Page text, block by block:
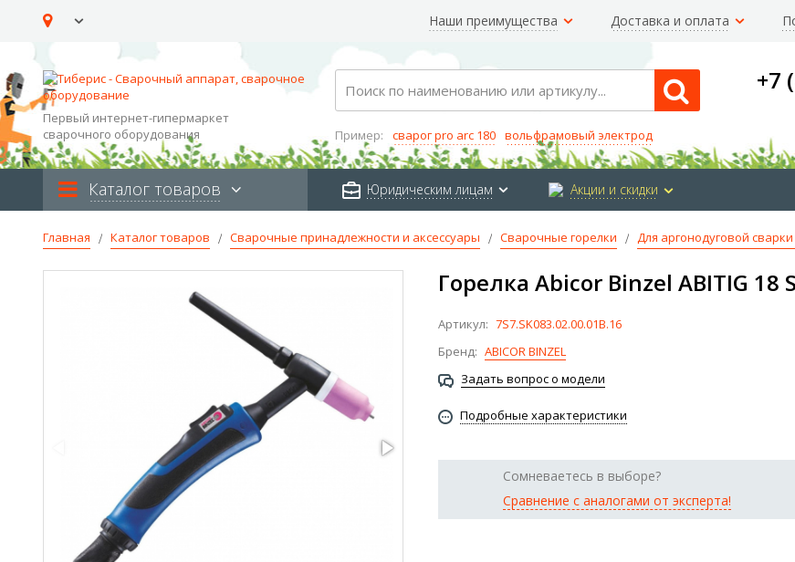
Наши преимущества Доставка и оплата
Первый интернет-гипермаркет
сварочного оборудования
Search
Пример: сварог pro arc 180 вольфрамовый электрод
+7
Каталог товаров Юридическим лицам Акции и скидки
Главная Каталог товаров Сварочные принадлежности и аксессуары Сварочные горелки Для аргонодуговой сварки
Горелка Abicor Binzel ABITIG 18
Артикул: 7S7.SK083.02.00.01В.16
Бренд: ABICOR BINZEL
Задать вопрос о модели
Подробные характеристики
Сомневаетесь в выборе?
Сравнение с аналогами от эксперта!